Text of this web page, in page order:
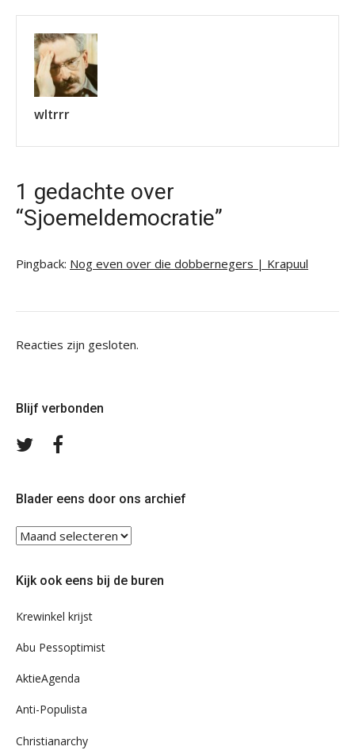
wltrrr
1 gedachte over
“Sjoemeldemocratie”
Pingback: Nog even over die dobbernegers | Krapuul
Reacties zijn gesloten.
Blijf verbonden
Volg
Blader eens door ons archief
Blader
eens
ons
Kijk ook eens bij de buren
Krewinkel krijst
Abu Pessoptimist
AktieAgenda
Anti-Populista
Christianarchy